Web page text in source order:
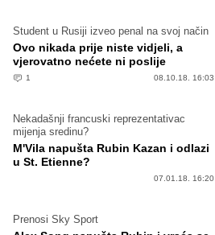
Student u Rusiji izveo penal na svoj način
Ovo nikada prije niste vidjeli, a
vjerovatno nećete ni poslije
1 08.10.18. 16:03
Nekadašnji francuski reprezentativac
mijenja sredinu?
M'Vila napušta Rubin Kazan i odlazi
u St. Etienne?
07.01.18. 16:20
Prenosi Sky Sport